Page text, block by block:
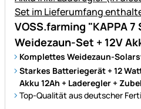
VOSS.farming "KAPPA 7
Weidezaun-Set + 12V
Komplettes Weidezaun-
Starkes Batteriegerät + 12
Akku 12Ah + Laderegler +
Top-Qualität aus deutscher